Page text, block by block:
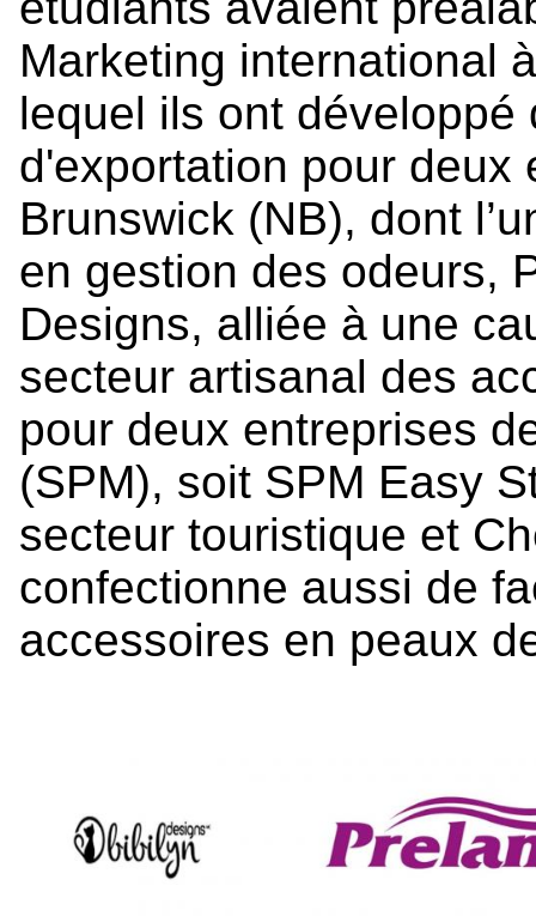
Marketing international
lequel ils ont
d'exportation pour deux
Brunswick (NB), dont
en gestion des odeurs,
Designs, alliée à une
secteur artisanal des
pour deux entreprises
(SPM), soit SPM Easy
secteur touristique et
confectionne aussi de
accessoires en peaux